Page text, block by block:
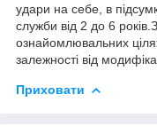
удари на себе, в
служби від 2 до 6
ознайомлювальних
залежності від
Приховати